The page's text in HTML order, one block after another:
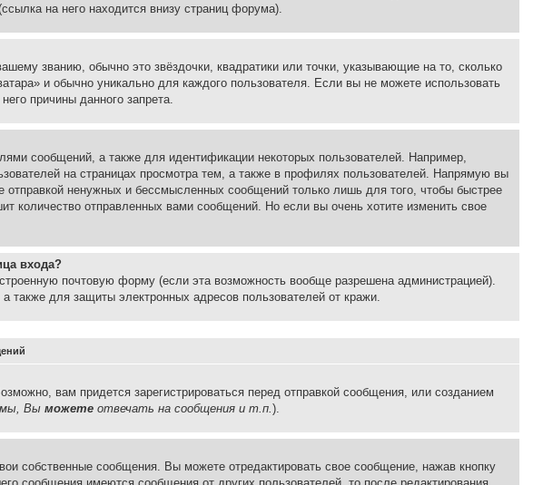
на него находится внизу страниц форума).
званию, обычно это звёздочки, квадратики или точки, указывающие на то, сколько
и обычно уникально для каждого пользователя. Если вы не можете использовать
причины данного запрета.
сообщений, а также для идентификации некоторых пользователей. Например,
на страницах просмотра тем, а также в профилях пользователей. Напрямую вы
отправкой ненужных и бессмысленных сообщений только лишь для того, чтобы быстрее
количество отправленных вами сообщений. Но если вы очень хотите изменить свое
входа?
почтовую форму (если эта возможность вообще разрешена администрацией).
также для защиты электронных адресов пользователей от кражи.
вам придется зарегистрироваться перед отправкой сообщения, или созданием
Вы можете отвечать на сообщения и т.п.).
собственные сообщения. Вы можете отредактировать свое сообщение, нажав кнопку